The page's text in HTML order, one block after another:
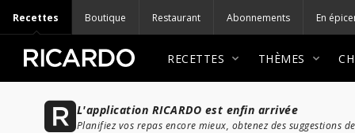
Recettes Boutique Restaurant Abonnements En
RECETTES THÈMES
L'application RICARDO est enfin arrivée
Planifiez vos repas encore mieux, obtenez des suggestions